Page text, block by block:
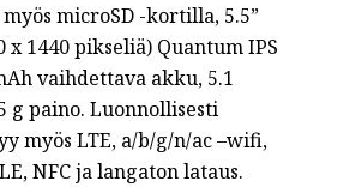
microSD -kortilla, 5.5”
x 1440 pikseliä) Quantum IPS
vaihdettava akku, 5.1
g paino. Luonnollisesti
myös LTE, a/b/g/n/ac –wifi,
NFC ja langaton lataus.